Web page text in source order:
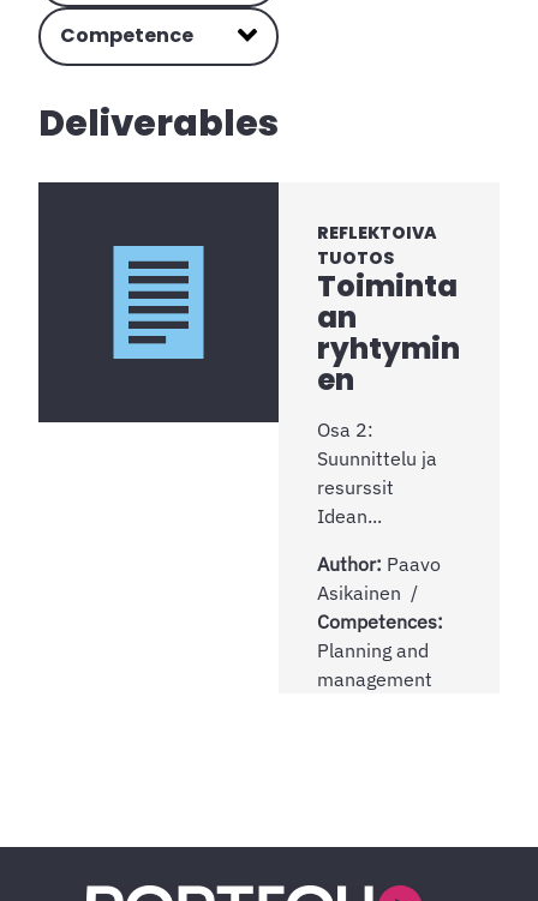
Competence
Deliverables
REFLEKTOIVA
TUOTOS
Toiminta
an
ryhtymin
en
Osa 2:
Suunnittelu ja
resurssit
Idean...
Author: Paavo
Asikainen
Competences:
Planning and
management